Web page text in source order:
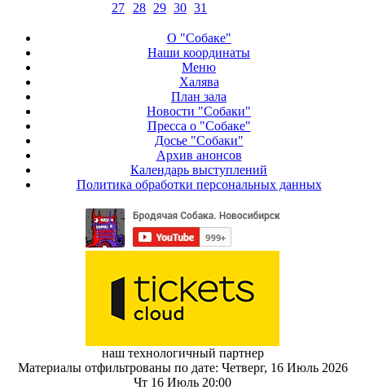
27
28 29 30 31
О "Собаке"
Наши координаты
Меню
Халява
План зала
Новости "Собаки"
Пресса о "Собаке"
Досье "Собаки"
Архив анонсов
Календарь выступлений
Политика обработки персональных данных
наш технологичный партнер
Материалы отфильтрованы по дате: Четверг, 16 Июль 2026
Чт 16 Июль 20:00